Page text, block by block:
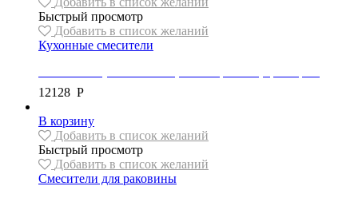
Быстрый просмотр
Добавить в список желаний
Кухонные смесители
12128 Р
В корзину
Добавить в список желаний
Быстрый просмотр
Добавить в список желаний
Смесители для раковины